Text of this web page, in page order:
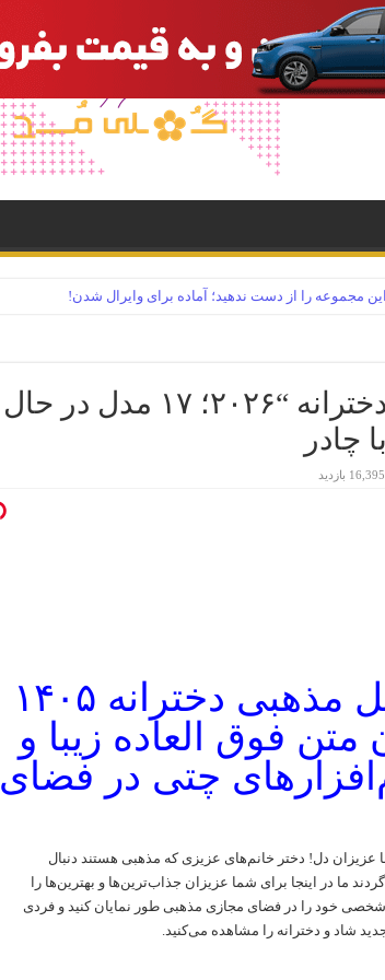
مجموعه را از دست ندهید؛ آماده برای وایرال شدن!
فیک
متنوع!
سال ۲۰۲۷ برای فضای مجازی
شه!
عکس پروفایل مذهبی دخترانه “۲۰۲۶؛ ۱۷ مدل در حال
چادر
16,395 بازدید
مدل عکس پروفایل مذهبی دخترانه ۱۴۰۵
فوق العاده زیبا و
چتی در فضای
عزیزان دل! دختر خانم‌های عزیزی که مذهبی هستند دنبال
ما در اینجا برای شما عزیزان جذاب‌ترین‌ها و بهترین‌ها را
شخصی خود را در فضای مجازی مذهبی طور نمایان کنید و فردی
شاد و دخترانه را مشاهده می‌کنید.